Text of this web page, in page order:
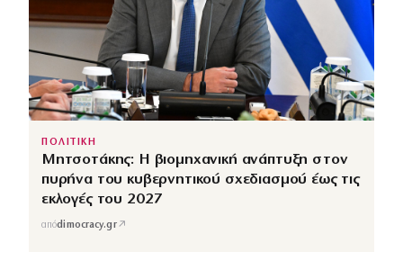
ΠΟΛΙΤΙΚΗ
Μητσοτάκης: Η βιομηχανική ανάπτυξη στον
πυρήνα του κυβερνητικού σχεδιασμού έως τις
εκλογές του 2027
απόdimocracy.gr↗